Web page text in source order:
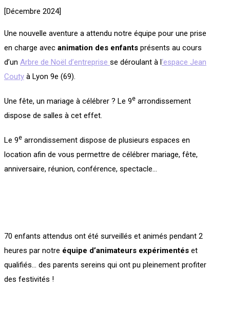
[Décembre 2024]
Une nouvelle aventure a attendu notre équipe pour une prise
en charge avec animation des enfants présents au cours
d’un Arbre de Noël d’entreprise se déroulant à l‘espace Jean
Couty à Lyon 9e (69).
Une fête, un mariage à célébrer ? Le 9e arrondissement
dispose de salles à cet effet.
Le 9e arrondissement dispose de plusieurs espaces en
location afin de vous permettre de célébrer mariage, fête,
anniversaire, réunion, conférence, spectacle…
70 enfants attendus ont été surveillés et animés pendant 2
heures par notre équipe d’animateurs expérimentés et
qualifiés… des parents sereins qui ont pu pleinement profiter
des festivités !